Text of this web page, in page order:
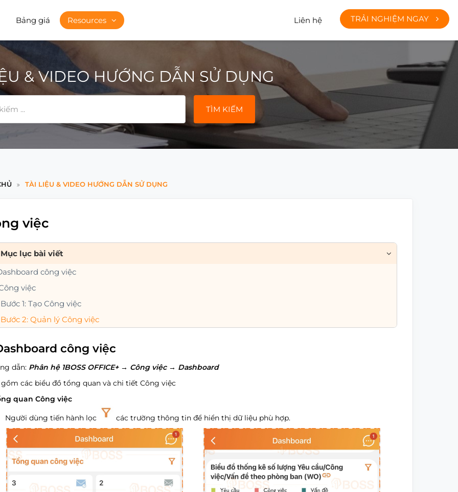
Bảng giá Resources Liên hệ TRẢI NGHIỆM NGAY
& VIDEO HƯỚNG DẪN SỬ DỤNG
TÌM KIẾM
TÀI LIỆU & VIDEO HƯỚNG DẪN SỬ DỤNG
việc
Mục lục bài viết
công việc
việc
Bước 1: Tạo Công việc
Bước 2: Quản lý Công việc
công việc
dẫn: Phân hệ 1BOSS OFFICE+ → Công việc → Dashboard
các biểu đồ tổng quan và chi tiết Công việc
quan Công việc
Người dùng tiến hành lọc các trường thông tin để hiển thị dữ liệu phù hợp.